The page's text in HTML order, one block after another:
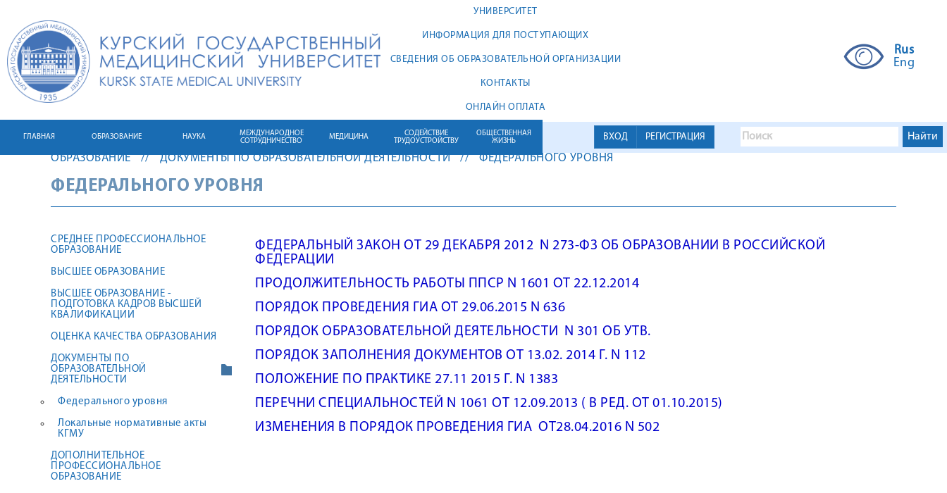
УНИВЕРСИТЕТ
ИНФОРМАЦИЯ ДЛЯ ПОСТУПАЮЩИХ
СВЕДЕНИЯ ОБ ОБРАЗОВАТЕЛЬНОЙ ОРГАНИЗАЦИИ
КОНТАКТЫ
ОНЛАЙН ОПЛАТА
Rus
Eng
ВХОД РЕГИСТРАЦИЯ
ГЛАВНАЯ ОБРАЗОВАНИЕ НАУКА
МЕЖДУНАРОДНОЕ
СОТРУДНИЧЕСТВО
МЕДИЦИНА
СОДЕЙСТВИЕ
ТРУДОУСТРОЙСТВУ
ОБЩЕСТВЕННАЯ
ЖИЗНЬ
ОБРАЗОВАНИЕ ДОКУМЕНТЫ ПО ОБРАЗОВАТЕЛЬНОЙ ДЕЯТЕЛЬНОСТИ ФЕДЕРАЛЬНОГО УРОВНЯ
ФЕДЕРАЛЬНОГО УРОВНЯ
СРЕДНЕЕ ПРОФЕССИОНАЛЬНОЕ
ОБРАЗОВАНИЕ
ВЫСШЕЕ ОБРАЗОВАНИЕ
ВЫСШЕЕ ОБРАЗОВАНИЕ -
ПОДГОТОВКА КАДРОВ ВЫСШЕЙ
КВАЛИФИКАЦИИ
ОЦЕНКА КАЧЕСТВА ОБРАЗОВАНИЯ
ДОКУМЕНТЫ ПО
ОБРАЗОВАТЕЛЬНОЙ
ДЕЯТЕЛЬНОСТИ
Федерального уровня
Локальные нормативные акты
КГМУ
ДОПОЛНИТЕЛЬНОЕ
ПРОФЕССИОНАЛЬНОЕ
ОБРАЗОВАНИЕ
ФЕДЕРАЛЬНЫЙ ЗАКОН ОТ 29 ДЕКАБРЯ 2012 N 273-ФЗ ОБ ОБРАЗОВАНИИ В РОССИЙСКОЙ
ФЕДЕРАЦИИ
ПРОДОЛЖИТЕЛЬНОСТЬ РАБОТЫ ППСР N 1601 ОТ 22.12.2014
ПОРЯДОК ПРОВЕДЕНИЯ ГИА ОТ 29.06.2015 N 636
ПОРЯДОК ОБРАЗОВАТЕЛЬНОЙ ДЕЯТЕЛЬНОСТИ N 301 ОБ УТВ.
ПОРЯДОК ЗАПОЛНЕНИЯ ДОКУМЕНТОВ ОТ 13.02. 2014 Г. N 112
ПОЛОЖЕНИЕ ПО ПРАКТИКЕ 27.11 2015 Г. N 1383
ПЕРЕЧНИ СПЕЦИАЛЬНОСТЕЙ N 1061 ОТ 12.09.2013 ( В РЕД. ОТ 01.10.2015)
ИЗМЕНЕНИЯ В ПОРЯДОК ПРОВЕДЕНИЯ ГИА ОТ28.04.2016 N 502